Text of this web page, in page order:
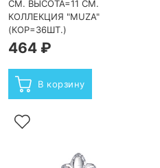
СМ. ВЫСОТА=11 СМ.
КОЛЛЕКЦИЯ "MUZA"
(КОР=36ШТ.)
464 ₽
В корзину